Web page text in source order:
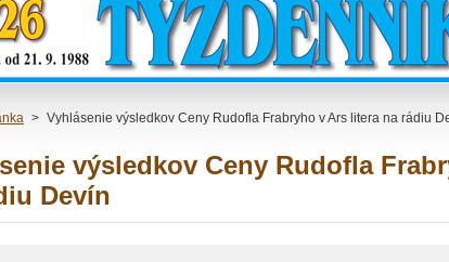
> Vyhlásenie výsledkov Ceny Rudofla Frabryho v Ars litera na rádiu
výsledkov Ceny Rudofla
Devín